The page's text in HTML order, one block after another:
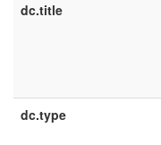
dc.title
dc.type